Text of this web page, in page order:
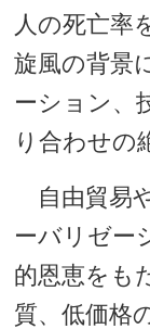
人の死亡率
旋風の背景
ーション、
り合わせの
自由貿易
ーバリゼー
的恩恵をも
質、低価格